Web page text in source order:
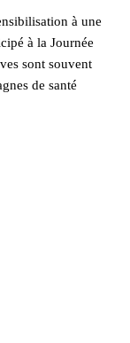
à une
à la Journée
sont souvent
de santé